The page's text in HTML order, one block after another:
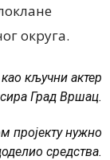
округа.
кључни актер
Град Вршац.
пројекту нужно
средства.